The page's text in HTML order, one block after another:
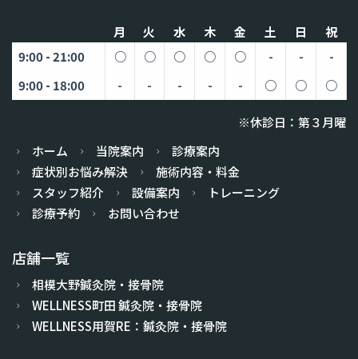
月 火 水 木 金 土 日
祝
9:00 - 21:00
○ ○ ○ ○ ○ - -
-
9:00 - 18:00
- - - - - ○ ○ ○
※休診日：第３月曜
ホーム
当院案内
診療案内
症状別お悩み解決
施術内容・料金
スタッフ紹介
設備案内
トレーニング
診療予約
お問い合わせ
店舗一覧
相模大野鍼灸院・接骨院
WELLNESS町田 鍼灸院・接骨院
WELLNESS用賀RE：鍼灸院・接骨院